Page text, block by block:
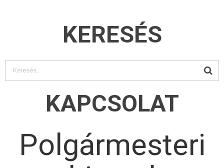
KERESÉS
KAPCSOLAT
Polgármesteri